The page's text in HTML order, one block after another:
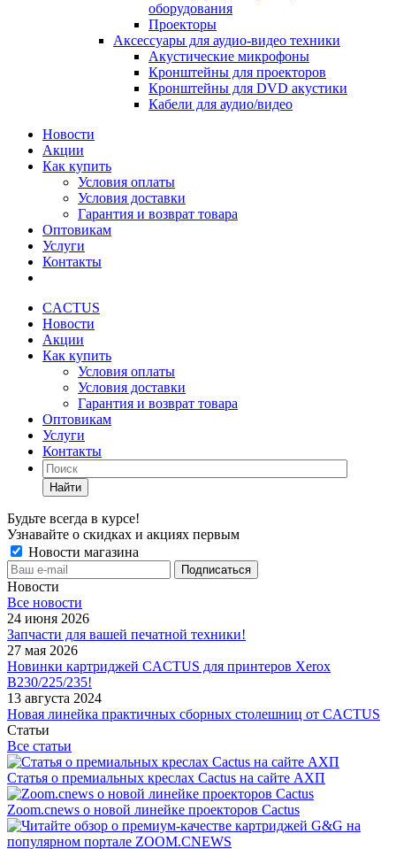
оборудования
Проекторы
Аксессуары для аудио-видео техники
Акустические микрофоны
Кронштейны для проекторов
Кронштейны для DVD акустики
Кабели для аудио/видео
Новости
Акции
Как купить
Условия оплаты
Условия доставки
Гарантия и возврат товара
Оптовикам
Услуги
Контакты
CACTUS
Новости
Акции
Как купить
Условия оплаты
Условия доставки
Гарантия и возврат товара
Оптовикам
Услуги
Контакты
Найти
Будьте всегда в курсе!
Узнавайте о скидках и акциях первым
Новости магазина
Новости
Все новости
24 июня 2026
Запчасти для вашей печатной техники!
27 мая 2026
Новинки картриджей CACTUS для принтеров Xerox
B230/225/235!
13 августа 2024
Новая линейка практичных сборных столешниц от CACTUS
Статьи
Все статьи
Статья о премиальных креслах Cactus на сайте АХП
Zoom.cnews о новой линейке проекторов Cactus